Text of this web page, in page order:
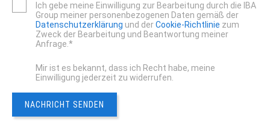
Ich gebe meine Einwilligung zur Bearbeitung durch die IBA
Group meiner personenbezogenen Daten gemäß der
Datenschutzerklärung und derCookie-Richtlinie zum
Zweck der Bearbeitung und Beantwortung meiner
Anfrage.*
Mir ist es bekannt, dass ich Recht habe, meine
Einwilligung jederzeit zu widerrufen.